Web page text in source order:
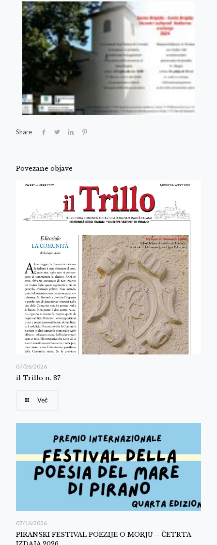
Share
Povezane objave
07/26/2026
il Trillo n. 87
Več
07/16/2026
PIRANSKI FESTIVAL POEZIJE O MORJU – ČETRTA